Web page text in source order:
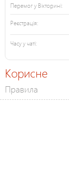
Перемог у Вікторині:
Реєстрація:
Часу у чаті:
Корисне
Правила